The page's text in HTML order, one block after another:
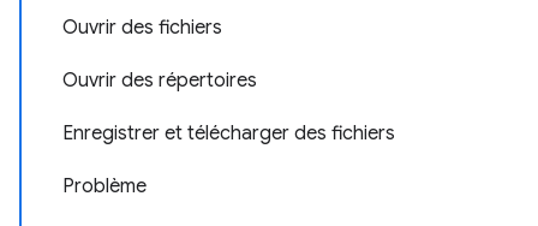
Ouvrir des fichiers
Ouvrir des répertoires
Enregistrer et télécharger des fichiers
Problème